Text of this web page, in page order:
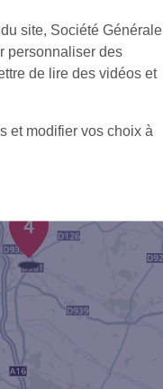
4
site, Société Générale
personnaliser des
de lire des vidéos et
et modifier vos choix à